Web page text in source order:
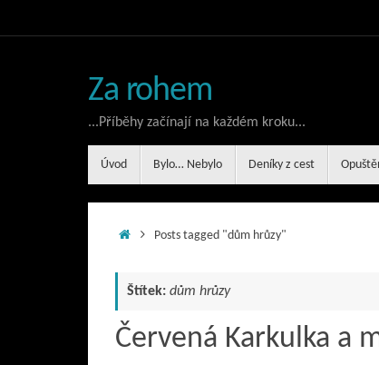
Za rohem
...Příběhy začínají na každém kroku...
Skip
Úvod Bylo… Nebylo Deníky z cest
HomePosts tagged "dům hrůzy"
Štítek: dům hrůzy
Červená Karkulka a